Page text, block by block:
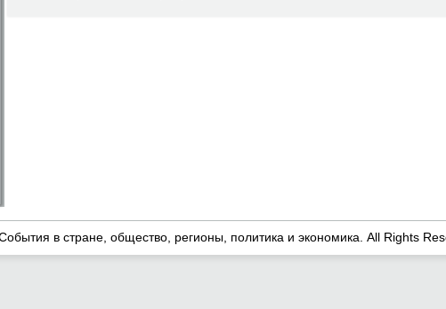
в стране, общество, регионы, политика и экономика. All Rights